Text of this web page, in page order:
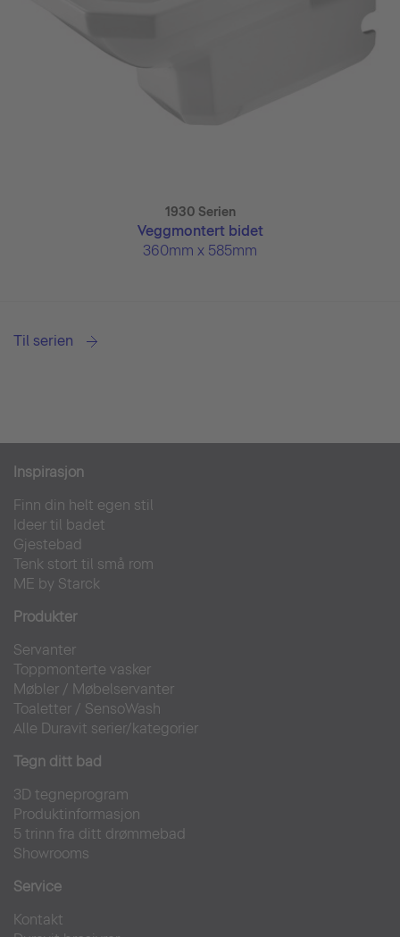
1930 Serien
Veggmontert bidet
360mm x 585mm
Til serien
Inspirasjon
Finn din helt egen stil
Ideer til badet
Gjestebad
Tenk stort til små rom
ME by Starck
Produkter
Servanter
Toppmonterte vasker
Møbler / Møbelservanter
Toaletter / SensoWash
Alle Duravit serier/kategorier
Tegn ditt bad
3D tegneprogram
Produktinformasjon
5 trinn fra ditt drømmebad
Showrooms
Service
Kontakt